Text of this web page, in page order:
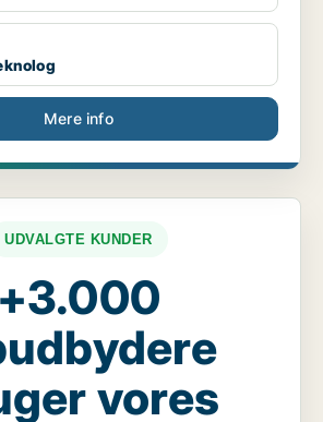
Mere info
UDVALGTE KUNDER
+3.000
vores